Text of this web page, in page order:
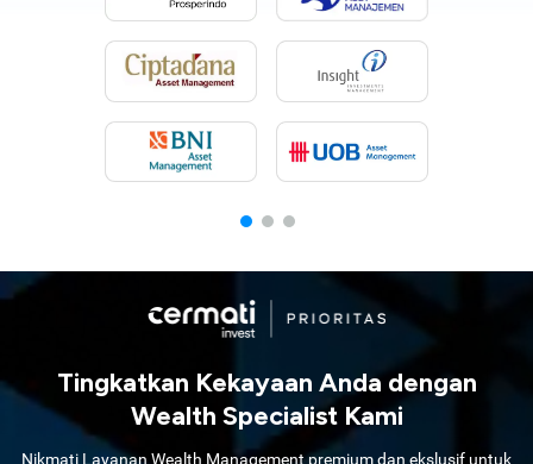
Tingkatkan Kekayaan Anda dengan
Wealth Specialist Kami
Nikmati Layanan Wealth Management premium dan ekslusif untuk